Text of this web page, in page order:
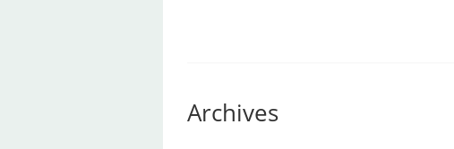
Archives